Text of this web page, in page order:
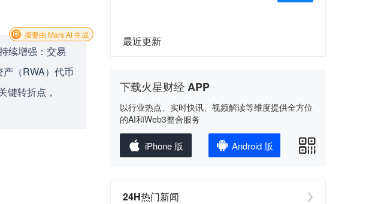
续增强：交易
（RWA）代币
键转折点，
摘要由 Mars AI 生成 最近更新
下载火星财经 APP
以行业热点、实时快讯、视频解读等维度提供全方位
的AI和Web3整合服务
iPhone 版 Android 版
24H热门新闻